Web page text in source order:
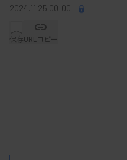
2024.11.25 00:00
保存URLコピー